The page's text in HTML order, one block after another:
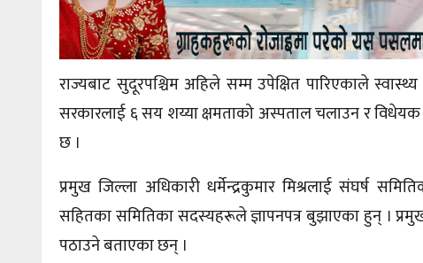
राज्यबाट सुदूरपश्चिम अहिले सम्म उपेक्षित पारिएकाले
सरकारलाई ६ सय शय्या क्षमताको अस्पताल चलाउन र विधेयक
छ ।
प्रमुख जिल्ला अधिकारी धर्मेन्द्रकुमार मिश्रलाईसंघर्ष
सहितका समितिका सदस्यहरूले ज्ञापनपत्र बुझाएका हुन् । प्रमुख
पठाउने बताएका छन् ।